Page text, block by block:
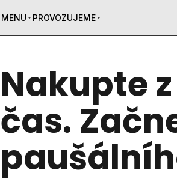
MENU PROVOZUJEME
Nakupte
čas.